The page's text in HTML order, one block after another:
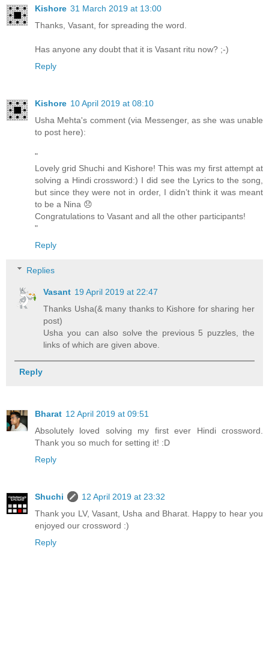
Kishore 31 March 2019 at 13:00
Thanks, Vasant, for spreading the word.
Has anyone any doubt that it is Vasant ritu now? ;-)
Reply
Kishore 10 April 2019 at 08:10
Usha Mehta's comment (via Messenger, as she was unable
to post here):
"
Lovely grid Shuchi and Kishore! This was my first attempt at
solving a Hindi crossword:) I did see the Lyrics to the song,
but since they were not in order, I didn’t think it was meant
to be a Nina 😞
Congratulations to Vasant and all the other participants!
"
Reply
Replies
Vasant 19 April 2019 at 22:47
Thanks Usha(& many thanks to Kishore for sharing her
post)
Usha you can also solve the previous 5 puzzles, the
links of which are given above.
Reply
Bharat 12 April 2019 at 09:51
Absolutely loved solving my first ever Hindi crossword.
Thank you so much for setting it! :D
Reply
Shuchi
12 April 2019 at 23:32
Thank you LV, Vasant, Usha and Bharat. Happy to hear you
enjoyed our crossword :)
Reply